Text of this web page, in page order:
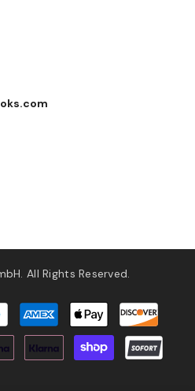
All Rights Reserved.
Zahlungsmethoden